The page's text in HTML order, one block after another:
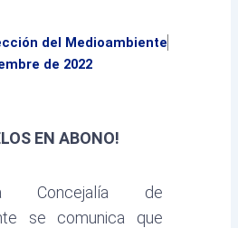
del Medioambiente
de 2022
EN ABONO!
Concejalía de
se comunica que